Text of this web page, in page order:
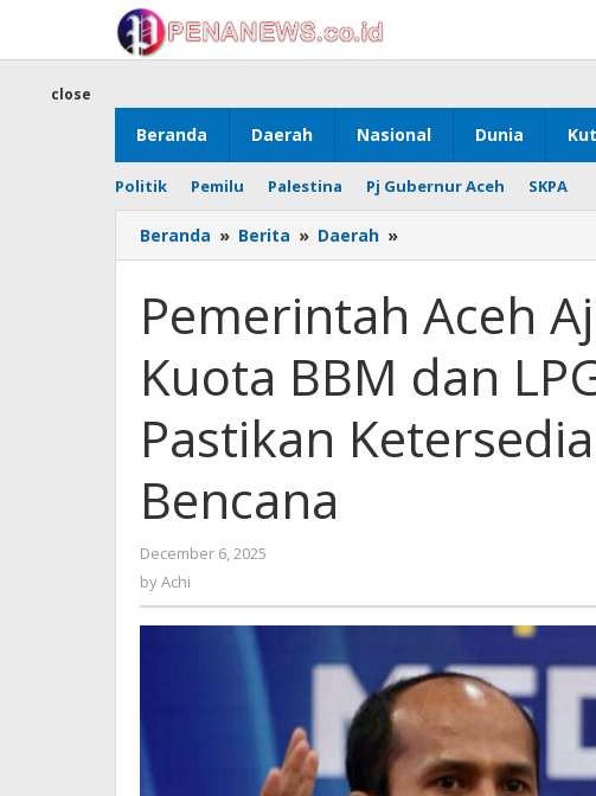
content
Beranda Daerah Nasional Dunia
Politik Pemilu Palestina Pj Gubernur Aceh SKPA
close
Beranda » Berita » Daerah »
Aceh
Penambahan
Kuota
BBM
dan
ke
BPH
Bencana
Pemerintah Aceh
Kuota BBM dan
Pastikan
Bencana
December 6, 2025
byAchi